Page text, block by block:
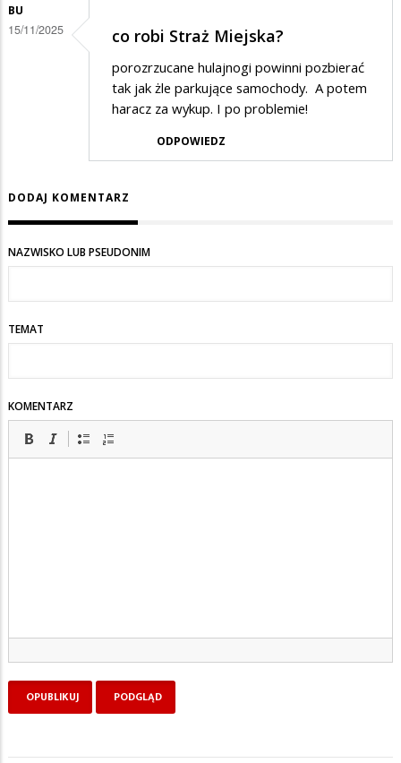
BU
15/11/2025 co robi Straż Miejska?
porozrzucane hulajnogi powinni pozbierać
tak jak żle parkujące samochody. A potem
haracz za wykup. I po problemie!
ODPOWIEDZ
DODAJ KOMENTARZ
NAZWISKO LUB PSEUDONIM
TEMAT
KOMENTARZ